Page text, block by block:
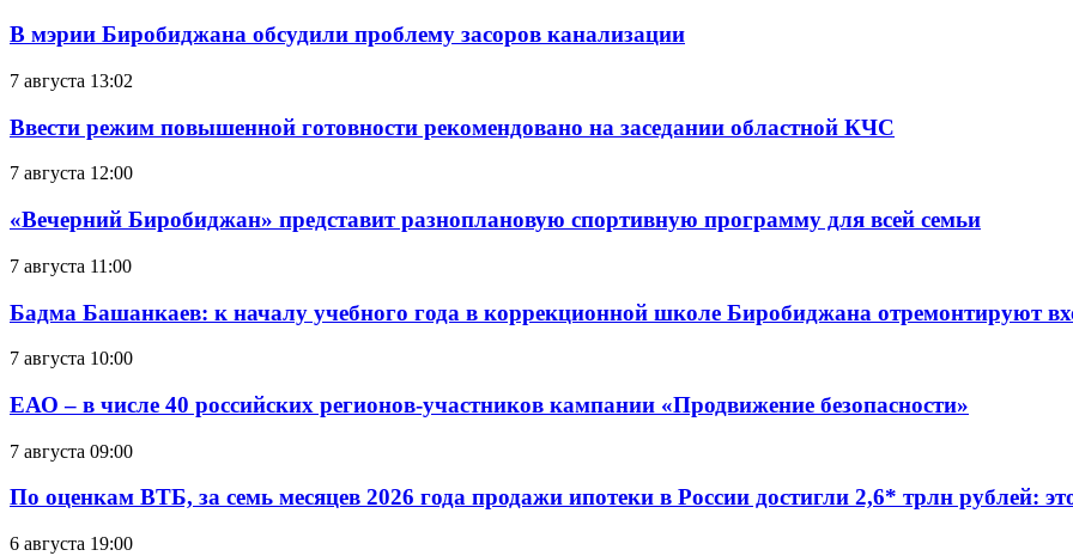
В мэрии Биробиджана обсудили проблему засоров канализации
7 августа 13:02
Ввести режим повышенной готовности рекомендовано на заседании областной КЧС
7 августа 12:00
«Вечерний Биробиджан» представит разноплановую спортивную программу для всей семьи
7 августа 11:00
Бадма Башанкаев: к началу учебного года в коррекционной школе Биробиджана отремонтируют
7 августа 10:00
ЕАО – в числе 40 российских регионов-участников кампании «Продвижение безопасности»
7 августа 09:00
По оценкам ВТБ, за семь месяцев 2026 года продажи ипотеки в России достигли 2,6* трлн рублей:
6 августа 19:00